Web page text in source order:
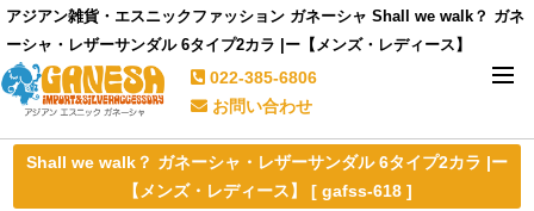
アジアン雑貨・エスニックファッション ガネーシャ Shall we walk？ ガネ
ーシャ・レザーサンダル 6タイプ2カラ |ー【メンズ・レディース】
022-385-6806
お問い合わせ
Shall we walk？ ガネーシャ・レザーサンダル 6タイプ2カラ |ー
【メンズ・レディース】 [ gafss-618 ]